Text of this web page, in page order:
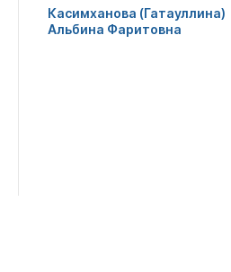
Касимханова (Гатауллина)
Альбина Фаритовна